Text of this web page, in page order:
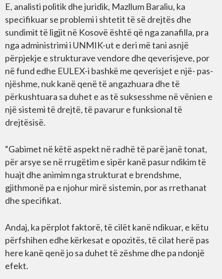
E, analisti politik dhe juridik, Mazllum Baraliu, ka
specifikuar se problemi i shtetit të së drejtës dhe
sundimit të ligjit në Kosovë është që nga zanafilla, pra
nga administrimi i UNMIK-ut e deri më tani asnjë
përpjekje e strukturave vendore dhe qeverisjeve, por
në fund edhe EULEX-i bashkë me qeverisjet e një- pas-
njëshme, nuk kanë qenë të angazhuara dhe të
përkushtuara sa duhet e as të suksesshme në vënien e
një sistemi të drejtë, të pavarur e funksional të
drejtësisë.
“Gabimet në këtë aspekt në radhë të parë janë tonat,
për arsye se në rrugëtim e sipër kanë pasur ndikim të
huajt dhe animim nga strukturat e brendshme,
gjithmonë pa e njohur mirë sistemin, por as rrethanat
dhe specifikat.
Andaj, ka përplot faktorë, të cilët kanë ndikuar, e këtu
përfshihen edhe kërkesat e opozitës, të cilat herë pas
here kanë qenë jo sa duhet të zëshme dhe pa ndonjë
efekt.